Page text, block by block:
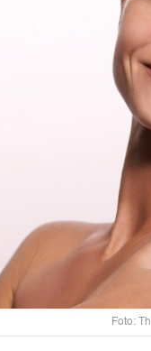
Foto: